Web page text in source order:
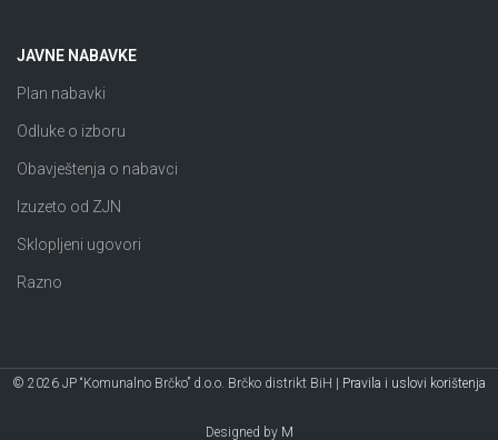
JAVNE NABAVKE
Plan nabavki
Odluke o izboru
Obavještenja o nabavci
Izuzeto od ZJN
Sklopljeni ugovori
Razno
© 2026 JP “Komunalno Brčko” d.o.o. Brčko distrikt BiH | Pravila i uslovi korištenja
Designed by M